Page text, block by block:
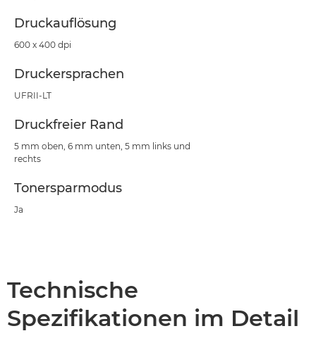
Druckauflösung
600 x 400 dpi
Druckersprachen
UFRII-LT
Druckfreier Rand
5 mm oben, 6 mm unten, 5 mm links und
rechts
Tonersparmodus
Ja
Technische
Spezifikationen im Detail